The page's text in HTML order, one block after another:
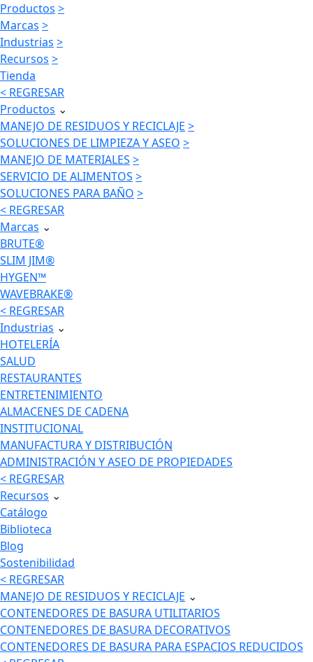
Productos >
Marcas >
Industrias >
Recursos >
Tienda
< REGRESAR
Productos ⌄
MANEJO DE RESIDUOS Y RECICLAJE >
SOLUCIONES DE LIMPIEZA Y ASEO >
MANEJO DE MATERIALES >
SERVICIO DE ALIMENTOS >
SOLUCIONES PARA BAÑO >
< REGRESAR
Marcas ⌄
BRUTE®
SLIM JIM®
HYGEN™
WAVEBRAKE®
< REGRESAR
Industrias ⌄
HOTELERÍA
SALUD
RESTAURANTES
ENTRETENIMIENTO
ALMACENES DE CADENA
INSTITUCIONAL
MANUFACTURA Y DISTRIBUCIÓN
ADMINISTRACIÓN Y ASEO DE PROPIEDADES
< REGRESAR
Recursos ⌄
Catálogo
Biblioteca
Blog
Sostenibilidad
< REGRESAR
MANEJO DE RESIDUOS Y RECICLAJE ⌄
CONTENEDORES DE BASURA UTILITARIOS
CONTENEDORES DE BASURA DECORATIVOS
CONTENEDORES DE BASURA PARA ESPACIOS REDUCIDOS